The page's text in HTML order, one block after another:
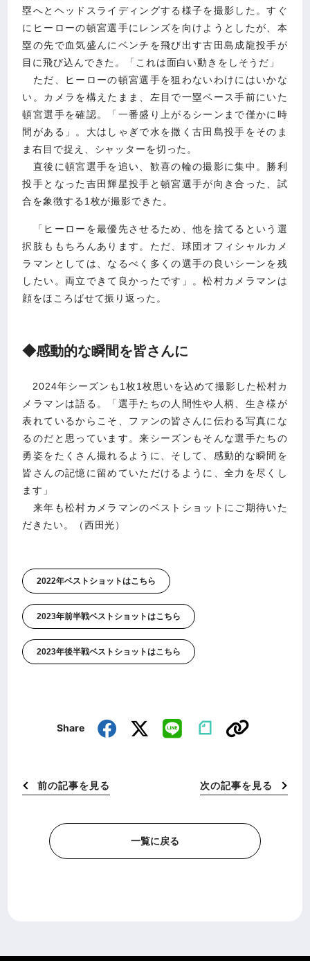
塁へとヘッドスライディングする様子を撮影した。すぐ
にヒーローの頓宮選手にレンズを向けようとしたが、本
塁の先で血気盛んにベンチを飛び出す古田島成龍投手が
目に飛び込んできた。「これは面白い動きをしそうだ」
ただ、ヒーローの頓宮選手を狙わないわけにはいかな
い。カメラを構えたまま、左目で一塁ベース手前にいた
頓宮選手を確認。「一番盛り上がるシーンまで僅かに時
間がある」。大はしゃぎで水を撒く古田島投手をそのま
ま右目で捉え、シャッターを切った。
直後に頓宮選手を追い、歓喜の輪の撮影に集中。勝利
投手となった吉田輝星投手と頓宮選手が向き合った、試
合を象徴する1枚が撮影できた。
「ヒーローを最優先させるため、他を捨てるという選
択肢ももちろんあります。ただ、球団オフィシャルカメ
ラマンとしては、なるべく多くの選手の良いシーンを残
したい。両立できて良かったです」。松村カメラマンは
顔をほころばせて振り返った。
◆感動的な瞬間を皆さんに
2024年シーズンも1枚1枚思いを込めて撮影した松村カ
メラマンは語る。「選手たちの人間性や人柄、生き様が
表れているからこそ、ファンの皆さんに伝わる写真にな
るのだと思っています。来シーズンもそんな選手たちの
勇姿をたくさん撮れるように、そして、感動的な瞬間を
皆さんの記憶に留めていただけるように、全力を尽くし
ます」
来年も松村カメラマンのベストショットにご期待いた
だきたい。（西田光）
2022年ベストショットはこちら
2023年前半戦ベストショットはこちら
2023年後半戦ベストショットはこちら
Share
前の記事を見る 次の記事を見る
一覧に戻る